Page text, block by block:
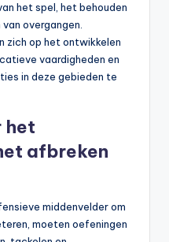
het spel, het behouden
overgangen.
op het ontwikkelen
vaardigheden en
in deze gebieden te
het
afbreken
middenvelder om
moeten oefeningen